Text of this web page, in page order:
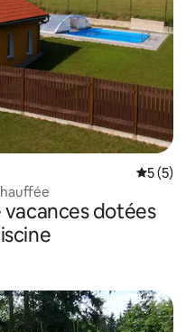
5 (5)
dotées